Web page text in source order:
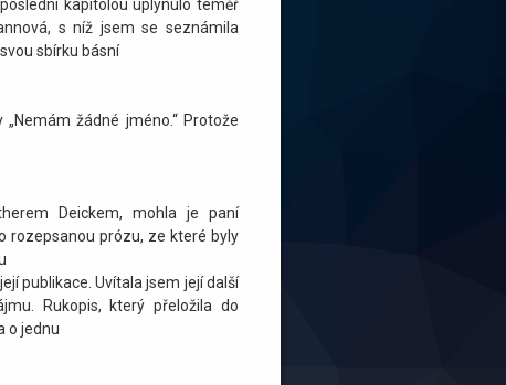
kapitolou uplynulo téměř
s níž jsem se seznámila
sbírku básní
žádné jméno.“ Protože
Deickem, mohla je paní
rozepsanou prózu, ze které byly
publikace. Uvítala jsem její další
Rukopis, který přeložila do
o jednu